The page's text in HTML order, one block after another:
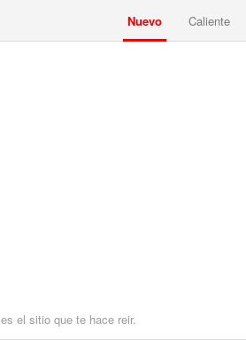
Nuevo Caliente
es el sitio que te hace reir.